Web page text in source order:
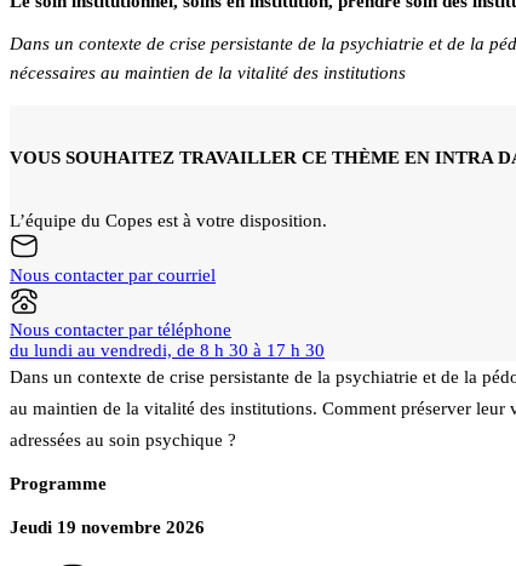
Dans un contexte de crise persistante de la psychiatrie et de la
nécessaires au maintien de la vitalité des institutions
VOUS SOUHAITEZ TRAVAILLER CE THÈME EN INTRA
L’équipe du Copes est à votre disposition.
Nous contacter par courriel
Nous contacter par téléphone
du lundi au vendredi, de 8 h 30 à 17 h 30
Dans un contexte de crise persistante de la psychiatrie et de la
au maintien de la vitalité des institutions. Comment préserver leur
adressées au soin psychique ?
Programme
Jeudi 19 novembre 2026